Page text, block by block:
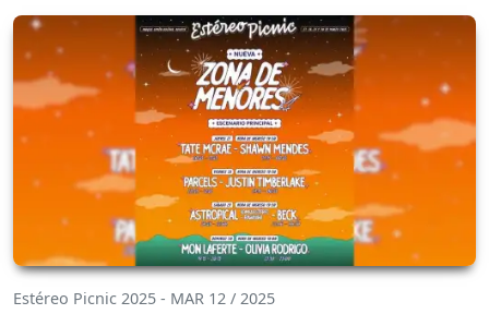
Estéreo Picnic 2025 - MAR 12 / 2025